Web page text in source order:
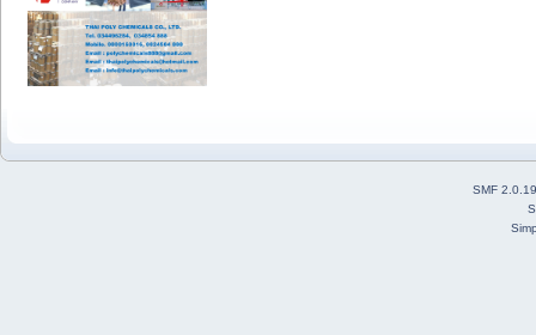
SMF 2.0.19